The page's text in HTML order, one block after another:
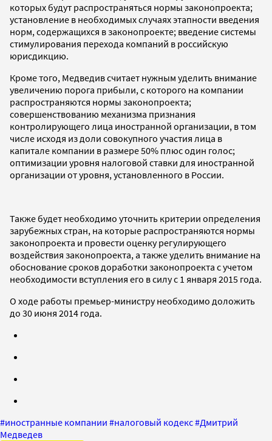
которых будут распространяться нормы законопроекта;
установление в необходимых случаях этапности введения
норм, содержащихся в законопроекте; введение системы
стимулирования перехода компаний в российскую
юрисдикцию.
Кроме того, Медведив считает нужным уделить внимание
увеличению порога прибыли, с которого на компании
распространяются нормы законопроекта;
совершенствованию механизма признания
контролирующего лица иностранной организации, в том
числе исходя из доли совокупного участия лица в
капитале компании в размере 50% плюс один голос;
оптимизации уровня налоговой ставки для иностранной
организации от уровня, установленного в России.
Также будет необходимо уточнить критерии определения
зарубежных стран, на которые распространяются нормы
законопроекта и провести оценку регулирующего
воздействия законопроекта, а также уделить внимание на
обоснование сроков доработки законопроекта с учетом
необходимости вступления его в силу с 1 января 2015 года.
О ходе работы премьер-министру необходимо доложить
до 30 июня 2014 года.
#иностранные компании #налоговый кодекс#Дмитрий
Медведев